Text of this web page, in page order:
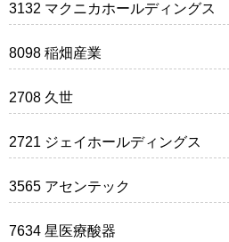
3132 マクニカホールディングス
8098 稲畑産業
2708 久世
2721 ジェイホールディングス
3565 アセンテック
7634 星医療酸器